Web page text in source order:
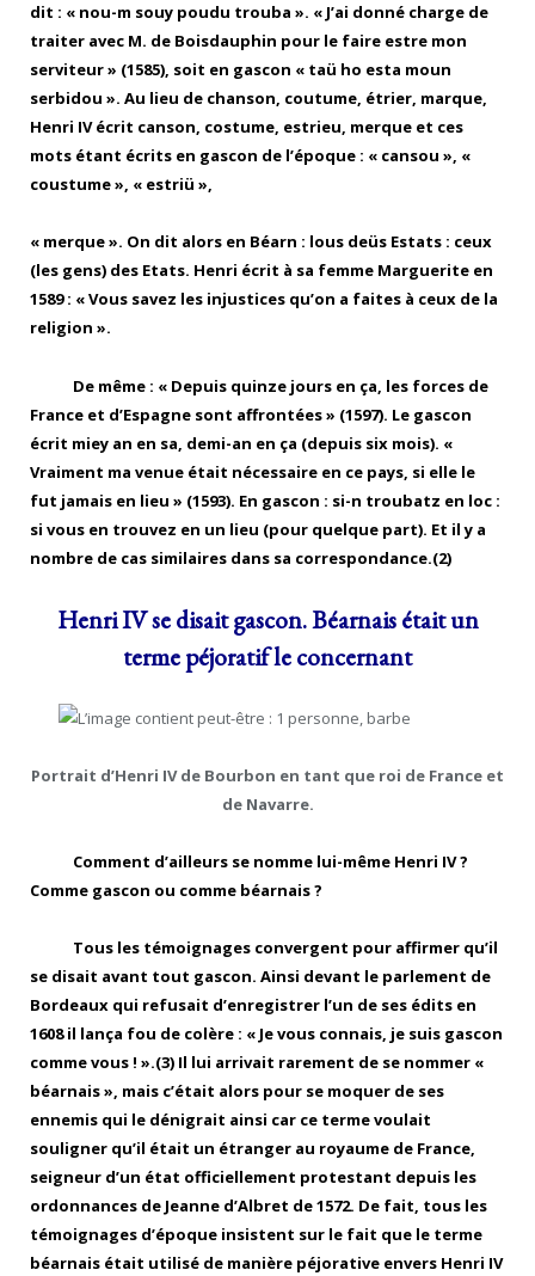
dit : « nou-m souy poudu trouba ». « J’ai donné charge de
traiter avec M. de Boisdauphin pour le faire estre mon
serviteur » (1585), soit en gascon « taü ho esta moun
serbidou ». Au lieu de chanson, coutume, étrier, marque,
Henri IV écrit canson, costume, estrieu, merque et ces
mots étant écrits en gascon de l’époque : « cansou », «
coustume », « estriü »,
« merque ». On dit alors en Béarn : lous deüs Estats : ceux
(les gens) des Etats. Henri écrit à sa femme Marguerite en
1589 : « Vous savez les injustices qu’on a faites à ceux de la
religion ».
De même : « Depuis quinze jours en ça, les forces de
France et d’Espagne sont affrontées » (1597). Le gascon
écrit miey an en sa, demi-an en ça (depuis six mois). «
Vraiment ma venue était nécessaire en ce pays, si elle le
fut jamais en lieu » (1593). En gascon : si-n troubatz en loc :
si vous en trouvez en un lieu (pour quelque part). Et il y a
nombre de cas similaires dans sa correspondance.(2)
Henri IV se disait gascon. Béarnais était un
terme péjoratif le concernant
Portrait d’Henri IV de Bourbon en tant que roi de France et
de Navarre.
Comment d’ailleurs se nomme lui-même Henri IV ?
Comme gascon ou comme béarnais ?
Tous les témoignages convergent pour affirmer qu’il
se disait avant tout gascon. Ainsi devant le parlement de
Bordeaux qui refusait d’enregistrer l’un de ses édits en
1608 il lança fou de colère : « Je vous connais, je suis gascon
comme vous ! ».(3) Il lui arrivait rarement de se nommer «
béarnais », mais c’était alors pour se moquer de ses
ennemis qui le dénigrait ainsi car ce terme voulait
souligner qu’il était un étranger au royaume de France,
seigneur d’un état officiellement protestant depuis les
ordonnances de Jeanne d’Albret de 1572. De fait, tous les
témoignages d’époque insistent sur le fait que le terme
béarnais était utilisé de manière péjorative envers Henri IV